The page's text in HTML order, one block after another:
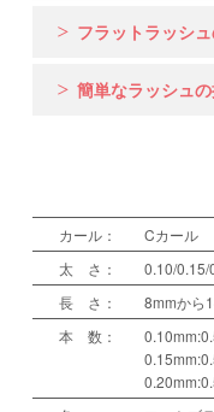
フラットラッシ
簡単なラッシュ
カール：
Cカール
太 さ：
0.10/0.15/
長 さ：
8mmから
本 数：